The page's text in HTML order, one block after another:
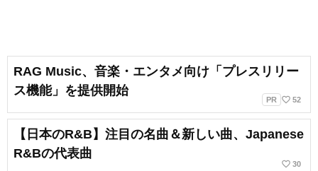
RAG Music、音楽・エンタメ向け「プレスリリー
ス機能」を提供開始
PR favorite_border 52
【日本のR&B】注目の名曲＆新しい曲、Japanese
R&Bの代表曲
favorite_border 30